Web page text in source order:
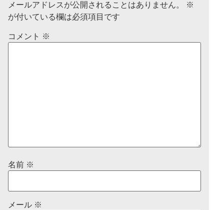
メールアドレスが公開されることはありません。
※
が付いている欄は必須項目です
コメント ※
名前 ※
メール ※